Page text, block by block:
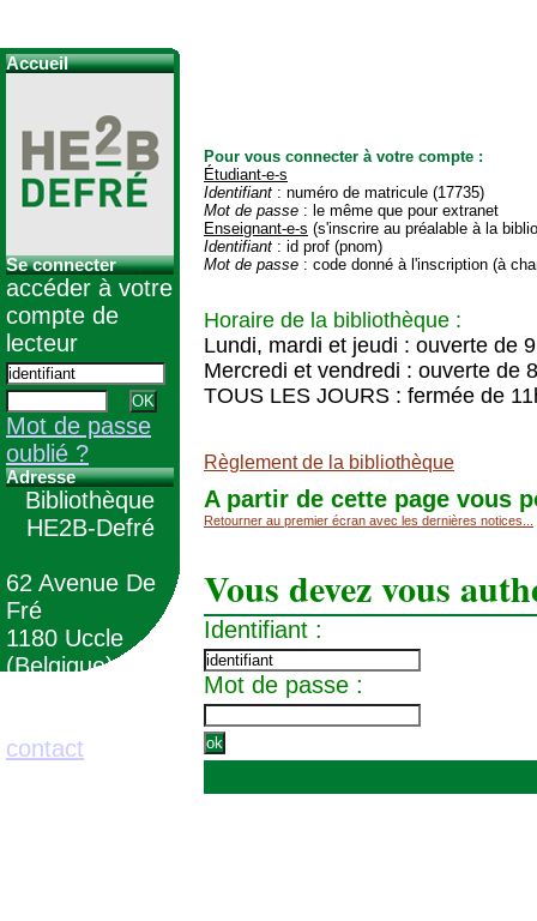
Pour vous connecter à votre compte :
Étudiant-e-s
Identifiant : numéro de matricule (17735)
Mot de passe : le même que pour extranet
Enseignant-e-s (s'inscrire au préalable à la
Identifiant : id prof (pnom)
Mot de passe : code donné à l'inscription (à
Horaire de la bibliothèque :
Lundi, mardi et jeudi : ouverte de
Mercredi et vendredi : ouverte de
TOUS LES JOURS : fermée de
Règlement de la bibliothèque
A partir de cette page vous
Retourner au premier écran avec les dernières notices...
Vous devez vous
Identifiant :
Mot de passe :
Accueil
Se connecter
accéder à votre
compte de
lecteur
Mot de passe
oublié ?
Adresse
Bibliothèque
HE2B-Defré
62 Avenue De
Fré
1180 Uccle
(Belgique)
contact